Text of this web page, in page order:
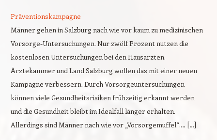
Präventionskampagne
Männer gehen in Salzburg nach wie vor kaum zu medizinischen
Vorsorge-Untersuchungen. Nur zwölf Prozent nutzen die
kostenlosen Untersuchungen bei den Hausärzten.
Ärztekammer und Land Salzburg wollen das mit einer neuen
Kampagne verbessern. Durch Vorsorgeuntersuchungen
können viele Gesundheitsrisiken frühzeitig erkannt werden
und die Gesundheit bleibt im Idealfall länger erhalten.
Allerdings sind Männer nach wie vor „Vorsorgemuffel“.… […]